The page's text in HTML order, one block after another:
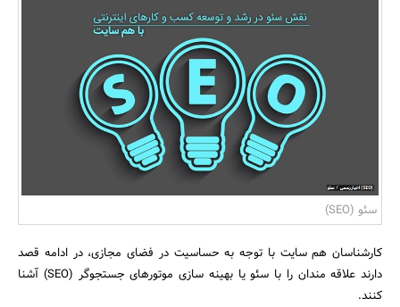
بانک، بیمه و سرمایه
مسکن و ساختمان
سئو (SEO)
کارشناسان هم سایت با توجه به حساسیت در فضای مجازی، در ادامه قصد
دارند علاقه مندان را با سئو یا بهینه سازی موتورهای جستجوگر (SEO) آشنا
کنند.